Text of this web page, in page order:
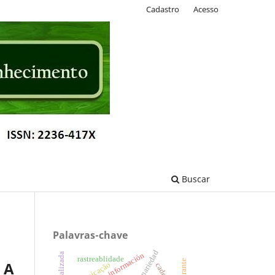
Buscar
Cadastro Acesso
A
Palavras-chave
rastreablidade